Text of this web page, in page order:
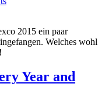
2015 ein paar
Welches wohl
Year and